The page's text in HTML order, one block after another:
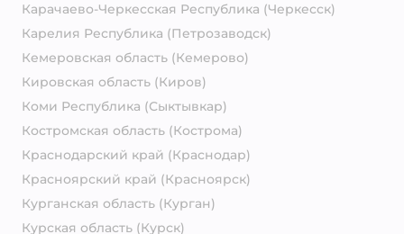
Карачаево-Черкесская Республика (Черкесск)
Карелия Республика (Петрозаводск)
Кемеровская область (Кемерово)
Кировская область (Киров)
Коми Республика (Сыктывкар)
Костромская область (Кострома)
Краснодарский край (Краснодар)
Красноярский край (Красноярск)
Курганская область (Курган)
Курская область (Курск)